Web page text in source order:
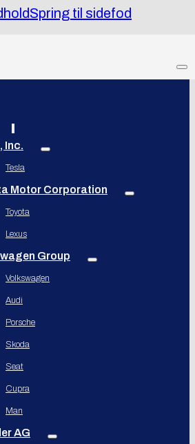
Spring til sidefod
Inc.
Tesla
Motor Corporation
Toyota
Lexus
Group
Volkswagen
Audi
Porsche
Skoda
Seat
Cupra
Man
AG